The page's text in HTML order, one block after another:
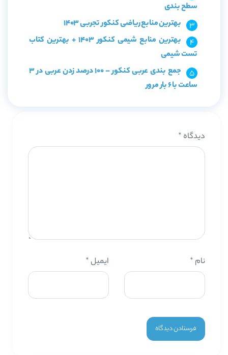
سطح بندی
بهترین منابع ریاضی کنکور تجربی 1403
بهترین منابع شیمی کنکور 1403 + بهترین کتاب
تست شیمی
جمع بندی عربی کنکور – 100 درصد زدن عربی در 3
ساعت با 6 بار مرور
دیدگاه *
نام * ایمیل*